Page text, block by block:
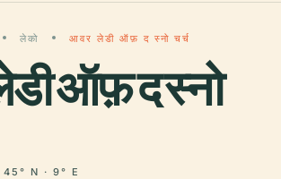
लेको आवर लेडी ऑफ़ द स्नो चर्च
ऑफ़ द स्नो
45° N · 9° E